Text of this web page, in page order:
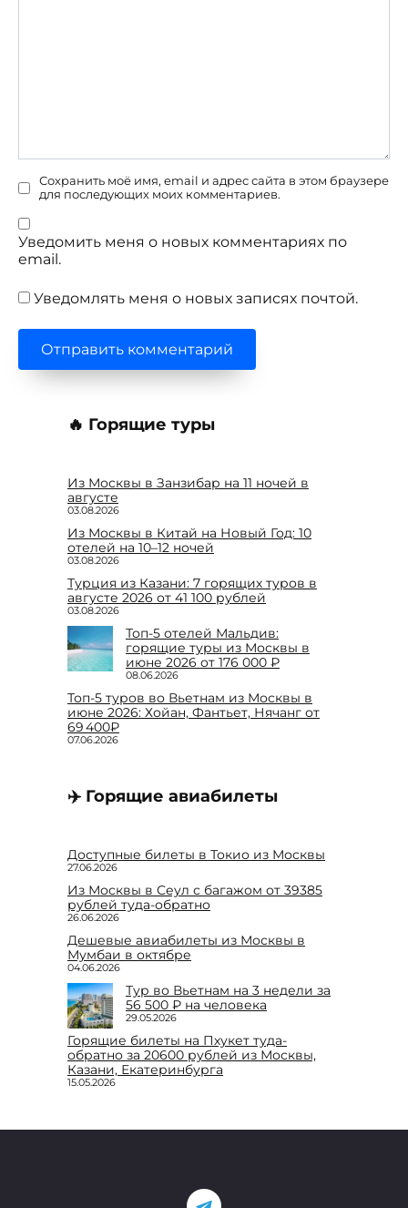
Сохранить моё имя, email и адрес сайта в этом браузере
для последующих моих комментариев.
Уведомить меня о новых комментариях по
email.
Уведомлять меня о новых записях почтой.
🔥 Горящие туры
Из Москвы в Занзибар на 11 ночей в
августе
03.08.2026
Из Москвы в Китай на Новый Год: 10
отелей на 10–12 ночей
03.08.2026
Турция из Казани: 7 горящих туров в
августе 2026 от 41 100 рублей
03.08.2026
Топ-5 отелей Мальдив:
горящие туры из Москвы в
июне 2026 от 176 000 ₽
08.06.2026
Топ-5 туров во Вьетнам из Москвы в
июне 2026: Хойан, Фантьет, Нячанг от
69 400₽
07.06.2026
✈️ Горящие авиабилеты
Доступные билеты в Токио из Москвы
27.06.2026
Из Москвы в Сеул с багажом от 39385
рублей туда-обратно
26.06.2026
Дешевые авиабилеты из Москвы в
Мумбаи в октябре
04.06.2026
Тур во Вьетнам на 3 недели за
56 500 ₽ на человека
29.05.2026
Горящие билеты на Пхукет туда-
обратно за 20600 рублей из Москвы,
Казани, Екатеринбурга
15.05.2026